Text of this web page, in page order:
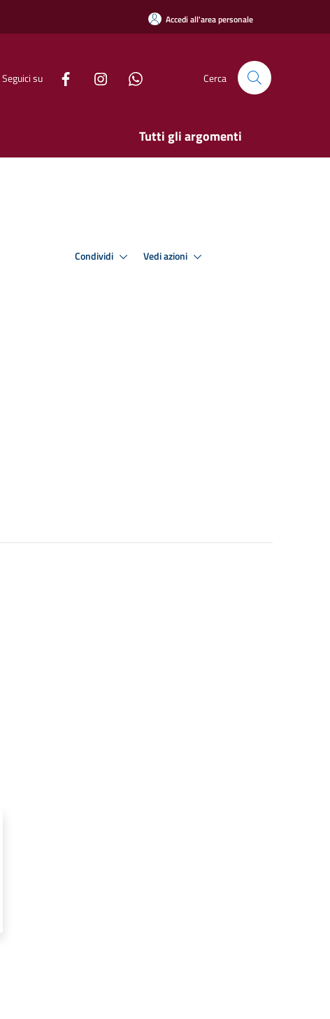
Accedi all'area personale
Seguici su Cerca
Tutti gli argomenti
Condividi Vedi azioni